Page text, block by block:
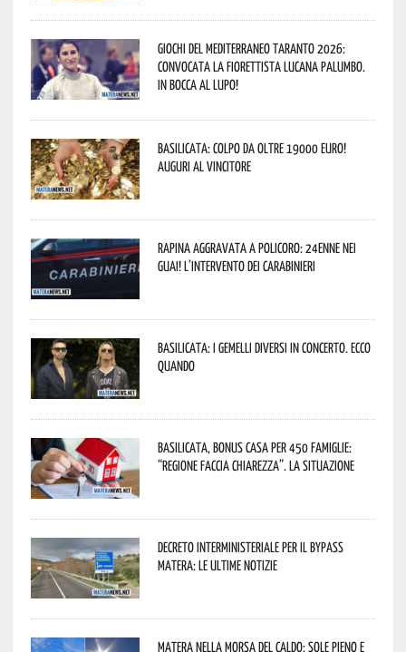
Giochi del Mediterraneo Taranto 2026:
convocata la fiorettista lucana Palumbo.
In bocca al lupo!
Basilicata: colpo da oltre 19000 Euro!
Auguri al vincitore
Rapina aggravata a Policoro: 24enne nei
guai! L’intervento dei Carabinieri
Basilicata: i Gemelli DiVersi in concerto. Ecco
quando
Basilicata, Bonus casa per 450 famiglie:
“Regione faccia chiarezza”. La situazione
Decreto interministeriale per il Bypass
Matera: le ultime notizie
Matera nella morsa del caldo: sole pieno e